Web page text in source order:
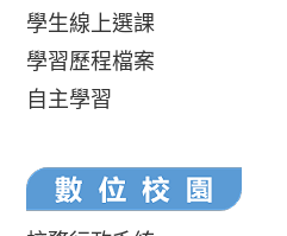
學生線上選課
學習歷程檔案
自主學習